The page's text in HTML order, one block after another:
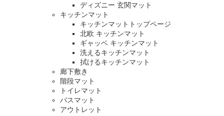
ディズニー 玄関マット
キッチンマット
キッチンマットトップページ
北欧 キッチンマット
ギャッベ キッチンマット
洗えるキッチンマット
拭けるキッチンマット
廊下敷き
階段マット
トイレマット
バスマット
アウトレット